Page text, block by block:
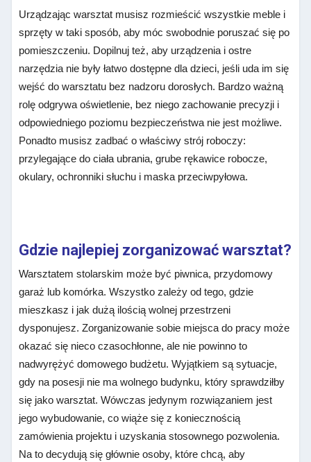
Urządzając warsztat musisz rozmieścić wszystkie meble i
sprzęty w taki sposób, aby móc swobodnie poruszać się po
pomieszczeniu. Dopilnuj też, aby urządzenia i ostre
narzędzia nie były łatwo dostępne dla dzieci, jeśli uda im się
wejść do warsztatu bez nadzoru dorosłych. Bardzo ważną
rolę odgrywa oświetlenie, bez niego zachowanie precyzji i
odpowiedniego poziomu bezpieczeństwa nie jest możliwe.
Ponadto musisz zadbać o właściwy strój roboczy:
przylegające do ciała ubrania, grube rękawice robocze,
okulary, ochronniki słuchu i maska przeciwpyłowa.
Gdzie najlepiej zorganizować warsztat?
Warsztatem stolarskim może być piwnica, przydomowy
garaż lub komórka. Wszystko zależy od tego, gdzie
mieszkasz i jak dużą ilością wolnej przestrzeni
dysponujesz. Zorganizowanie sobie miejsca do pracy może
okazać się nieco czasochłonne, ale nie powinno to
nadwyrężyć domowego budżetu. Wyjątkiem są sytuacje,
gdy na posesji nie ma wolnego budynku, który sprawdziłby
się jako warsztat. Wówczas jedynym rozwiązaniem jest
jego wybudowanie, co wiąże się z koniecznością
zamówienia projektu i uzyskania stosownego pozwolenia.
Na to decydują się głównie osoby, które chcą, aby